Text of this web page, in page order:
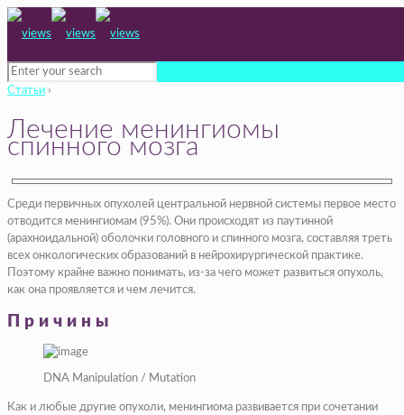
Статьи ›
Лечение менингиомы
спинного мозга
Среди первичных опухолей центральной нервной системы первое место
отводится менингиомам (95%). Они происходят из паутинной
(арахноидальной) оболочки головного и спинного мозга, составляя треть
всех онкологических образований в нейрохирургической практике.
Поэтому крайне важно понимать, из-за чего может развиться опухоль,
как она проявляется и чем лечится.
Причины
DNA Manipulation / Mutation
Как и любые другие опухоли, менингиома развивается при сочетании